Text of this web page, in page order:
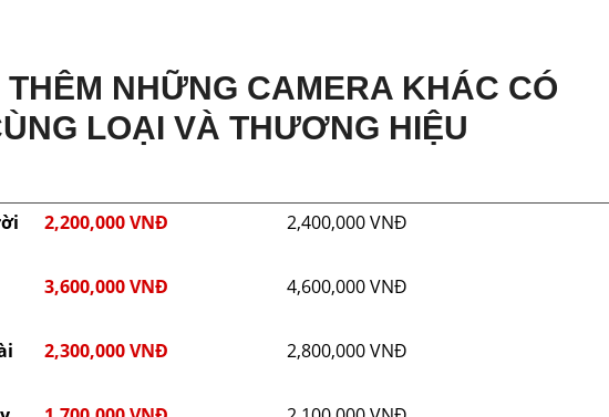
NHỮNG CAMERA KHÁC CÓ
LOẠI VÀ THƯƠNG HIỆU
2,200,000 VNĐ 2,400,000 VNĐ
3,600,000 VNĐ 4,600,000 VNĐ
2,300,000 VNĐ 2,800,000 VNĐ